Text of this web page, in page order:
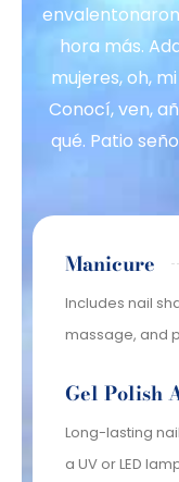
hora más.
mujeres, oh,
Conocí, ven,
qué. Patio
Manicure
Includes nail
massage, and
Gel Polish
Long-lasting
a UV or LED